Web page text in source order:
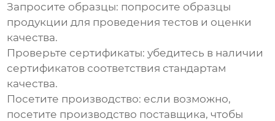
Запросите образцы: попросите образцы
продукции для проведения тестов и оценки
качества.
Проверьте сертификаты: убедитесь в наличии
сертификатов соответствия стандартам
качества.
Посетите производство: если возможно,
посетите производство поставщика, чтобы